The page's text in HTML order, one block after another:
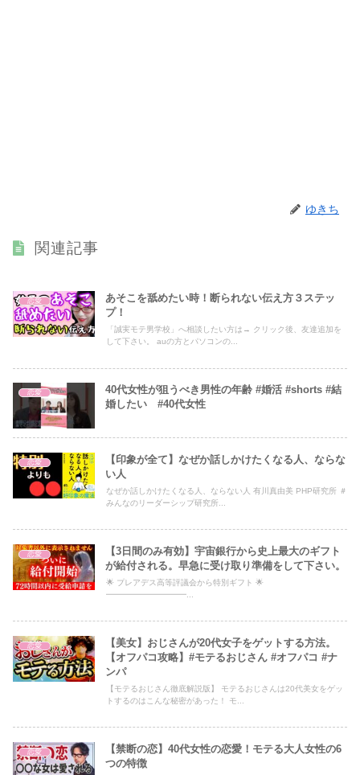
ゆきち
関連記事
恋愛
あそこを舐めたい時！断られない伝え方３ステッ
プ！
「誠実モテ男学校」へ相談したい方は→ クリック後、友達追加を
して下さい。 auの方とパソコンの...
恋愛
40代女性が狙うべき男性の年齢 #婚活 #shorts #結
婚したい #40代女性
恋愛
【印象が全て】なぜか話しかけたくなる人、ならな
い人
なぜか話しかけたくなる人、ならない人 有川真由美 PHP研究所 ＃
みんなのリーダーシップ研究所...
恋愛
【3日間のみ有効】宇宙銀行から史上最大のギフト
が給付される。早急に受け取り準備をして下さい。
🌟 プレアデス高等評議会から特別ギフト 🌟
━━━━━━━━━━...
恋愛
【美女】おじさんが20代女子をゲットする方法。
【オフパコ攻略】#モテるおじさん #オフパコ #ナ
ンパ
【モテるおじさん徹底解説版】 モテるおじさんは20代美女をゲッ
トするのはこんな秘密があった！ モ...
恋愛
【禁断の恋】40代女性の恋愛！モテる大人女性の6
つの特徴